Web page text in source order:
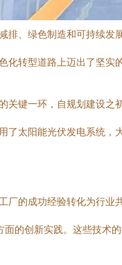
排、绿色制造和可持续发
转型道路上迈出了坚实的
关键一环，自规划建设
了太阳能光伏发电系统
厂的成功经验转化为行
的创新实践。这些技术